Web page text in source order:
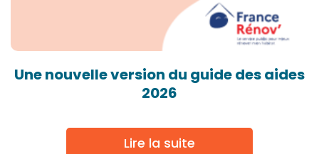
Une nouvelle version du guide des aides
2026
Lire la suite